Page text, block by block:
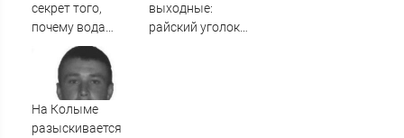
секрет того,
почему вода
проводит ток
выходные:
райский уголок
На Колыме
разыскивается